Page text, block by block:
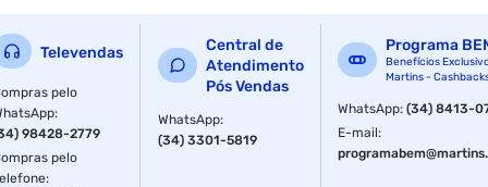
Televendas
pelo
:
98428-2779
pelo
:
Central de
Atendimento
Pós Vendas
WhatsApp:
(34) 3301-5819
Programa
Benefícios
Martins -
WhatsApp:(34) 8413-
E-mail: